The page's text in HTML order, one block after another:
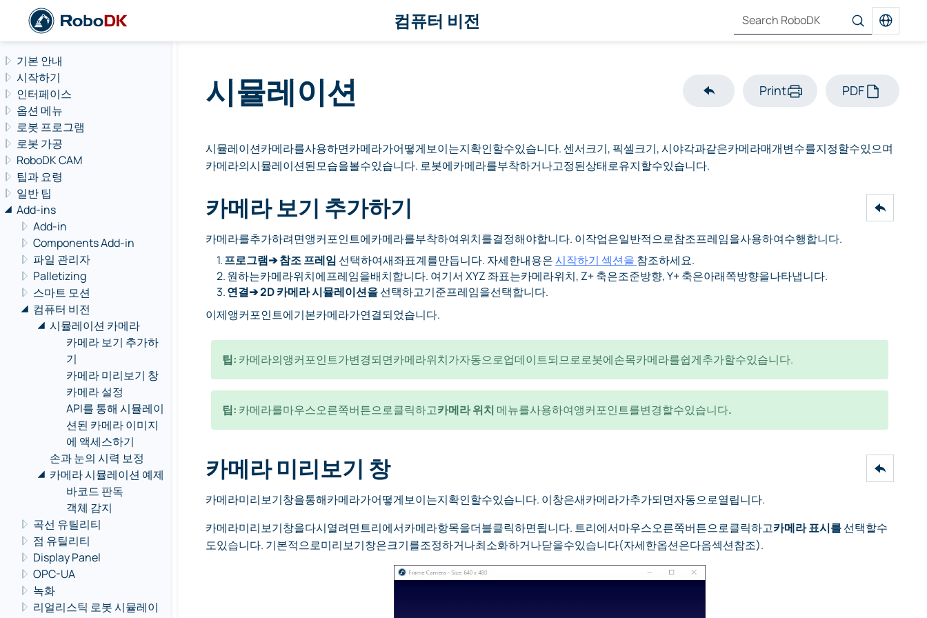
컴퓨터 비전
기본 안내
시작하기
인터페이스
옵션 메뉴
로봇 프로그램
로봇 가공
RoboDK CAM
팁과 요령
일반 팁
Add-ins
Add-in
Components Add-in
파일 관리자
Palletizing
스마트 모션
컴퓨터 비전
시뮬레이션 카메라
카메라 보기 추가하
기
카메라 미리보기 창
카메라 설정
API를 통해 시뮬레이
션된 카메라 이미지
에 액세스하기
손과 눈의 시력 보정
카메라 시뮬레이션 예제
바코드 판독
객체 감지
곡선 유틸리티
점 유틸리티
Display Panel
OPC-UA
녹화
리얼리스틱 로봇 시뮬레이
시뮬레이션 Print PDF
시뮬레이션카메라를사용하면카메라가어떻게보이는지확인할수있습니다. 센서크기, 픽셀크기, 시야각과같은카메라매개변수를지정할수있으며
카메라의시뮬레이션된모습을볼수있습니다. 로봇에카메라를부착하거나고정된상태로유지할수있습니다.
카메라 보기 추가하기
카메라를추가하려면앵커포인트에카메라를부착하여위치를결정해야합니다. 이작업은일반적으로참조프레임을사용하여수행합니다.
1.프로그램➔ 참조 프레임 선택하여새좌표계를만듭니다. 자세한내용은시작하기 섹션을 참조하세요.
2.원하는카메라위치에프레임을배치합니다. 여기서 XYZ 좌표는카메라위치, Z+ 축은조준방향, Y+ 축은아래쪽방향을나타냅니다.
3.연결➔ 2D 카메라 시뮬레이션을선택하고기준프레임을선택합니다.
이제앵커포인트에기본카메라가연결되었습니다.
팁: 카메라의앵커포인트가변경되면카메라위치가자동으로업데이트되므로로봇에손목카메라를쉽게추가할수있습니다.
팁: 카메라를마우스오른쪽버튼으로클릭하고카메라 위치 메뉴를사용하여앵커포인트를변경할수있습니다.
카메라 미리보기 창
카메라미리보기창을통해카메라가어떻게보이는지확인할수있습니다. 이창은새카메라가추가되면자동으로열립니다.
카메라미리보기창을다시열려면트리에서카메라항목을더블클릭하면됩니다. 트리에서마우스오른쪽버튼으로클릭하고카메라 표시를선택할수
도있습니다. 기본적으로미리보기창은크기를조정하거나최소화하거나닫을수있습니다(자세한옵션은다음섹션참조).